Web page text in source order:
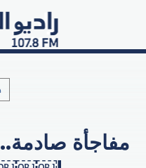
website:
مفاجأة